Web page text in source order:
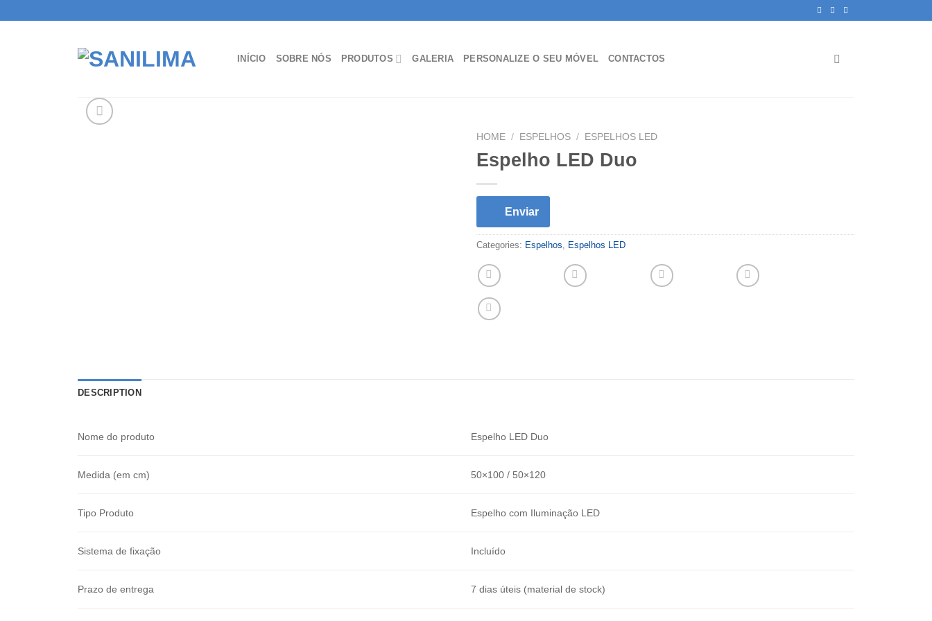
INÍCIO SOBRE NÓS PRODUTOS GALERIA PERSONALIZE O SEU MÓVEL CONTACTOS
HOME / ESPELHOS / ESPELHOS LED
Espelho LED Duo
Enviar
Categories: Espelhos Espelhos LED
DESCRIPTION
Nome do produto Espelho LED Duo
Medida (em cm) 50×100 / 50×120
Tipo Produto Espelho com Iluminação LED
Sistema de fixação Incluído
Prazo de entrega 7 dias úteis (material de stock)